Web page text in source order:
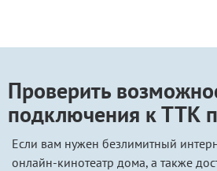
Проверить
подключения к ТТК
Если вам нужен безлимитный
онлайн-кинотеатр дома, а также